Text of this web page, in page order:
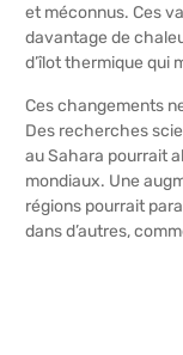
et méconnus. Ces
davantage de
d’îlot thermique qui
Ces changements
Des recherches
au Sahara pourrait
mondiaux. Une
régions pourrait
dans d’autres,